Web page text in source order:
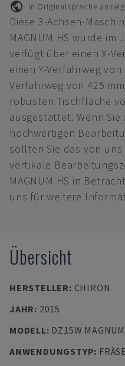
In Originalsprache
Diese 3-Achsen-
MAGNUM HS wurde
verfügt über einen X-
einen Y-Verfahrweg
Verfahrweg von 425
robusten Tischfläche
ausgestattet. Wenn Sie
hochwertigen
sollten Sie das von
vertikale
MAGNUM HS in
uns für weitere
Übersicht
HERSTELLER: CHIRON
JAHR: 2015
MODELL: DZ15W
ANWENDUNGSTYP: